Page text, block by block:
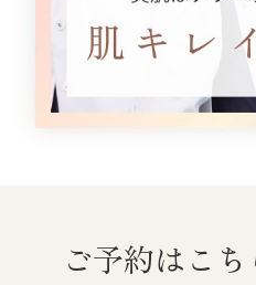
ご予約はこち